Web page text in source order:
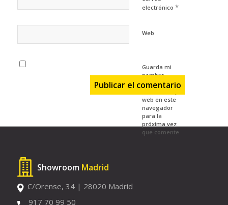
electrónico *
Web
Guarda mi
nombre,
correo
web en este
navegador
para la
próxima vez
que comente.
Showroom Madrid
C/Orense, 34 | 28020 Madrid
917 70 99 50